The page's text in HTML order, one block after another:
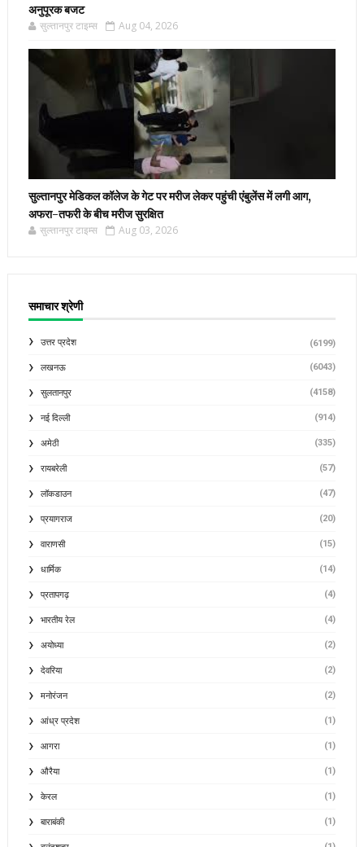
अनुपूरक बजट
सुल्तानपुर टाइम्स Aug 04, 2026
सुल्तानपुर मेडिकल कॉलेज के गेट पर मरीज लेकर पहुंची एंबुलेंस में लगी आग,
अफरा-तफरी के बीच मरीज सुरक्षित
सुल्तानपुर टाइम्स Aug 03, 2026
समाचार श्रेणी
उत्तर प्रदेश (6199)
लखनऊ (6043)
सुलतानपुर (4158)
नई दिल्ली (914)
अमेठी (335)
रायबरेली (57)
लॉकडाउन (47)
प्रयागराज (20)
वाराणसी (15)
धार्मिक (14)
प्रतापगढ़ (4)
भारतीय रेल (4)
अयोध्या (2)
देवरिया (2)
मनोरंजन (2)
आंध्र प्रदेश (1)
आगरा (1)
औरैया (1)
केरल (1)
बाराबंकी (1)